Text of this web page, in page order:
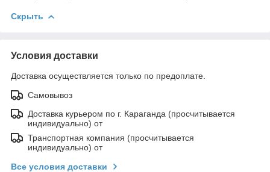
Скрыть
Условия доставки
Доставка осуществляется только по предоплате.
Самовывоз
Доставка курьером по г. Караганда (просчитывается
индивидуально) от
Транспортная компания (просчитывается
индивидуально) от
Все условия доставки